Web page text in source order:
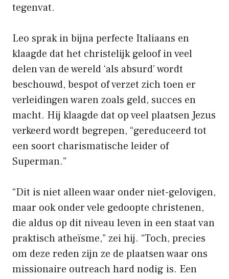
tegenvat.
Leo sprak in bijna perfecte Italiaans en
klaagde dat het christelijk geloof in veel
delen van de wereld ‘als absurd’ wordt
beschouwd, bespot of verzet zich toen er
verleidingen waren zoals geld, succes en
macht. Hij klaagde dat op veel plaatsen Jezus
verkeerd wordt begrepen, “gereduceerd tot
een soort charismatische leider of
Superman.”
“Dit is niet alleen waar onder niet-gelovigen,
maar ook onder vele gedoopte christenen,
die aldus op dit niveau leven in een staat van
praktisch atheïsme,” zei hij. “Toch, precies
om deze reden zijn ze de plaatsen waar ons
missionaire outreach hard nodig is. Een